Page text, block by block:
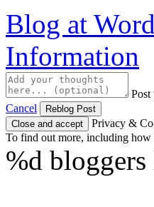
Blog at
Information
Post
Cancel
Privacy &
To find out more, including how
%d